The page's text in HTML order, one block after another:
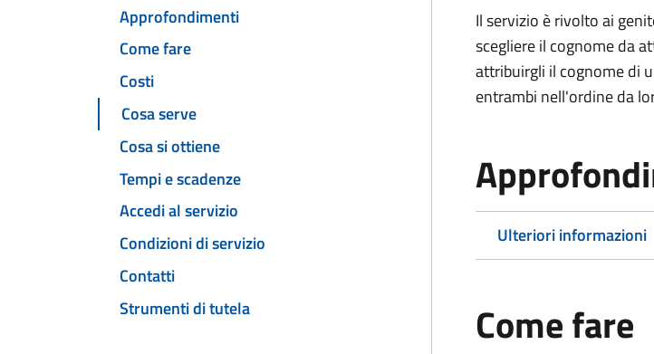
Approfondimenti
Come fare
Costi
Cosa serve
Cosa si ottiene
Tempi e scadenze
Accedi al servizio
Condizioni di servizio
Contatti
Strumenti di tutela
Il servizio è rivolto ai
scegliere il cognome da
attribuirgli il cognome di
entrambi nell'ordine da
Ulteriori informazioni
Come fare